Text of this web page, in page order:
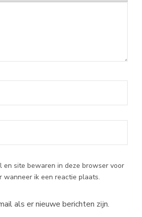
en site bewaren in deze browser voor
wanneer ik een reactie plaats.
als er nieuwe berichten zijn.